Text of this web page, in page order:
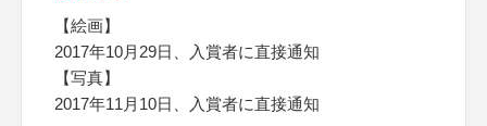
【絵画】
2017年10月29日、入賞者に直接通知
【写真】
2017年11月10日、入賞者に直接通知